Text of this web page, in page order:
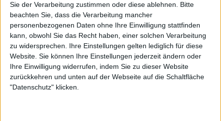
Sie der Verarbeitung zustimmen oder diese ablehnen. Bitte
beachten Sie, dass die Verarbeitung mancher
personenbezogenen Daten ohne Ihre Einwilligung stattfinden
kann, obwohl Sie das Recht haben, einer solchen Verarbeitung
zu widersprechen. Ihre Einstellungen gelten lediglich für diese
Website. Sie können Ihre Einstellungen jederzeit ändern oder
Ihre Einwilligung widerrufen, indem Sie zu dieser Website
zurückkehren und unten auf der Webseite auf die Schaltfläche
"Datenschutz" klicken.